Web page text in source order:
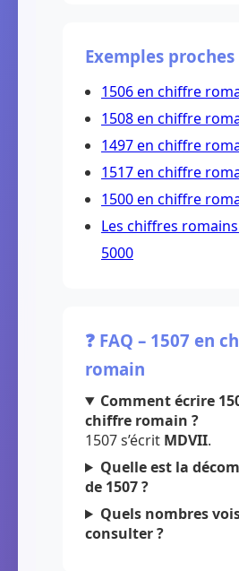
Exemples proches
1506 en chiffre
1508 en chiffre
1497 en chiffre
1517 en chiffre
1500 en chiffre
Les chiffres
5000
❓ FAQ – 1507 en
romain
Comment écrire
chiffre romain ?
1507 s’écrit MDVII.
Quelle est la
de 1507 ?
Quels nombres
consulter ?